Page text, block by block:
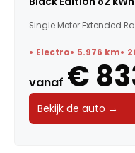
Vermogen
Carrosserie
Transmissie
Single Motor Extended
Electro 5.976 km
vanaf €
Bekijk de auto →